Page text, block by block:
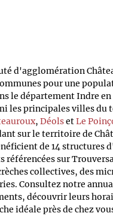
d'agglomération
pour une
le département Indre
les principales villes du
, DéolsetLe
sur le territoire de
de 14 structures
référencées sur
collectives, des
Consultez notre
découvrir leurs
idéale près de chez